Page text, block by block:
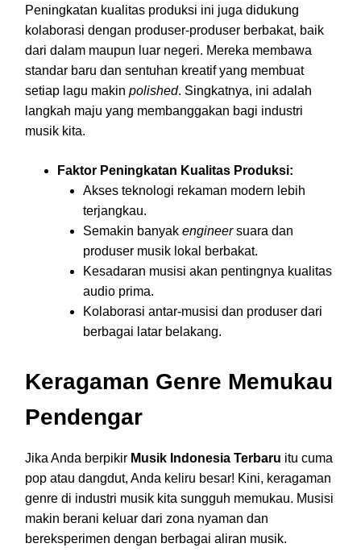
Peningkatan kualitas produksi ini juga didukung
kolaborasi dengan produser-produser berbakat, baik
dari dalam maupun luar negeri. Mereka membawa
standar baru dan sentuhan kreatif yang membuat
setiap lagu makin polished. Singkatnya, ini adalah
langkah maju yang membanggakan bagi industri
musik kita.
Faktor Peningkatan Kualitas Produksi:
Akses teknologi rekaman modern lebih
terjangkau.
Semakin banyak engineersuara dan
produser musik lokal berbakat.
Kesadaran musisi akan pentingnya kualitas
audio prima.
Kolaborasi antar-musisi dan produser dari
berbagai latar belakang.
Keragaman Genre Memukau
Pendengar
Jika Anda berpikir Musik Indonesia Terbaru itu cuma
pop atau dangdut, Anda keliru besar! Kini, keragaman
genre di industri musik kita sungguh memukau. Musisi
makin berani keluar dari zona nyaman dan
bereksperimen dengan berbagai aliran musik.